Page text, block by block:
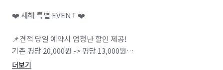
❤️ 새해 특별 EVENT ❤️
📌견적 당일 예약시 엄청난 할인 제공!
기존 평당 20,000원 -> 평당 13,000원
📌고온 스팀살균, 피톤치드 , 유리막 코팅 무료서비스!!
더보기